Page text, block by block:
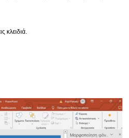
κλειδιά.